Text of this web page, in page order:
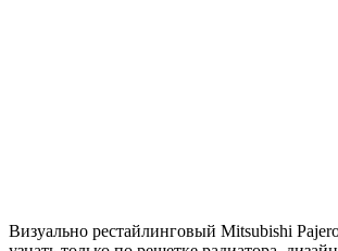
Визуально рестайлинговый Mitsubishi